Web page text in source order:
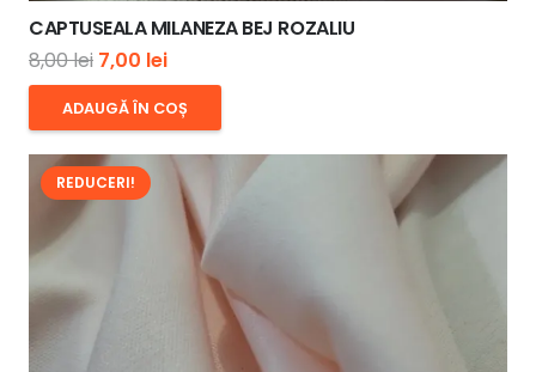
CAPTUSEALA MILANEZA BEJ ROZALIU
8,00lei Prețul
inițial
a
fost:
8,00 lei.
7,00 leiPrețul
curent
este:
7,00 lei.
ADAUGĂ ÎN COȘ
REDUCERI!